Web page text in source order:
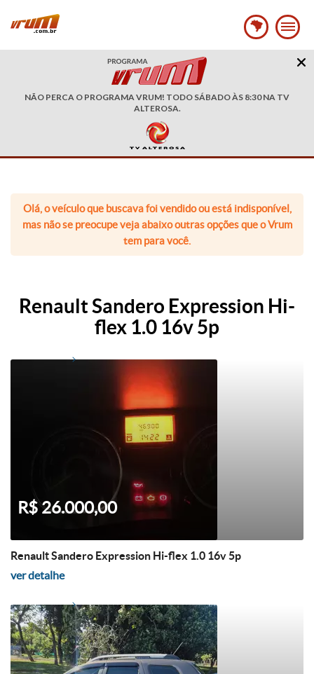
NÃO PERCA O PROGRAMA VRUM! TODO SÁBADO ÀS 8:30 NA TV
ALTEROSA.
Olá, o veículo que buscava foi vendido ou está indisponível,
mas não se preocupe veja abaixo outras opções que o Vrum
tem para você.
Renault Sandero Expression Hi-
flex 1.0 16v 5p
R$ 26.000,00
Renault Sandero Expression Hi-flex 1.0 16v 5p
ver detalhe